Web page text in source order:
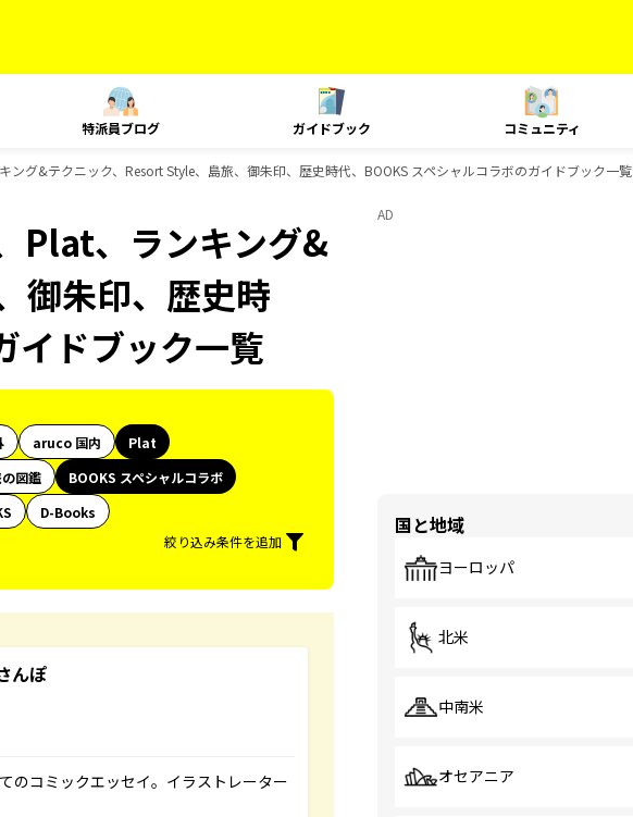
特派員ブログ ガイドブック コミュニティ
ング&テクニック、Resort Style、島旅、御朱印、歴史時代、BOOKS スペシャルコラボのガイドブック一覧
Plat、ランキング&
御朱印、歴史時
イドブック一覧
aruco 国内
Plat
図鑑
BOOKS スペシャルコラボ
D-Books
絞り込み条件を追加
んぽ
のコミックエッセイ。イラストレーター
AD
国と地域
ヨーロッパ
北米
中南米
オセアニア